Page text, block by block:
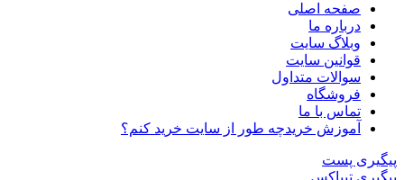
صفحه اصلی
درباره ما
وبلاگ سایت
قوانین سایت
سوالات متداول
فروشگاه
تماس با ما
آموزش خریدچه طور از سایت خرید کنم؟
پیگیری پست